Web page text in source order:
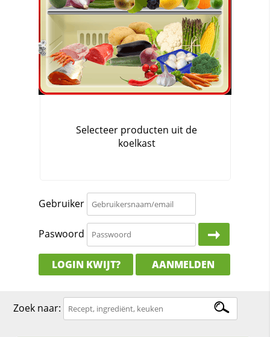
Gebruiker
Paswoord
LOGIN KWIJT? AANMELDEN
Zoek naar: